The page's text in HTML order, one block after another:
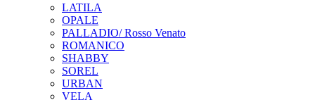
LATILA
OPALE
PALLADIO/ Rosso Venato
ROMANICO
SHABBY
SOREL
URBAN
VELA